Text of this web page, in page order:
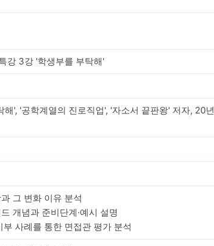
강 3강 '학생부를 부탁해'
', '공학계열의 진로직업', '자소서 끝판왕' 저자, 20년
그 변화 이유 분석
개념과 준비단계·예시 설명
사례를 통한 면접관 평가 분석